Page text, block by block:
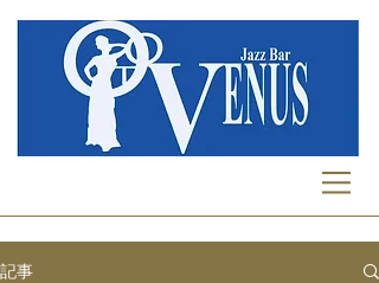
記事